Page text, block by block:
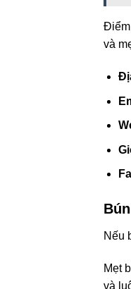
Điểm
và
Nếu
Mẹt
và